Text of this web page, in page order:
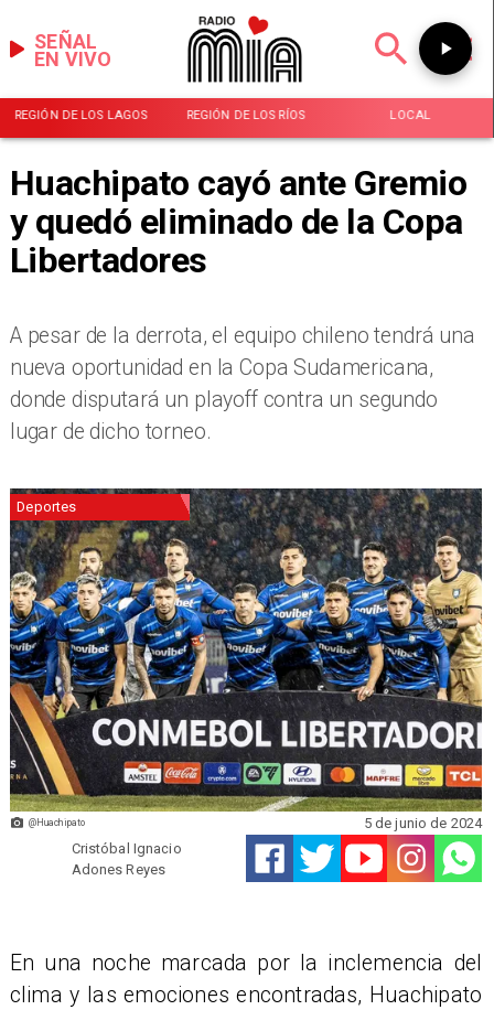
EN VIVO
SEÑAL
REGIÓN DE LOS LAGOS REGIÓN DE LOS RÍOS LOCAL
Huachipato cayó ante Gremio
y quedó eliminado de la Copa
Libertadores
​A pesar de la derrota, el equipo chileno tendrá una
nueva oportunidad en la Copa Sudamericana,
donde disputará un playoff contra un segundo
lugar de dicho torneo.
@Huachipato
Deportes
Cristóbal Ignacio
Adones Reyes
5 de junio de 2024
En una noche marcada por la inclemencia del
clima y las emociones encontradas, Huachipato